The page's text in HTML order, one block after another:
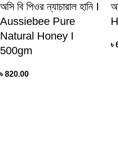
অসি বি পিওর ন্যাচারাল হানি I
Aussiebee Pure
Natural Honey I
500gm
৳820.00
৳